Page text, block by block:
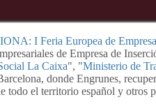
I Feria Europea de
de Empresa de
La Caixa", "Ministerio de
donde Engrunes,
todo el territorio español y otros